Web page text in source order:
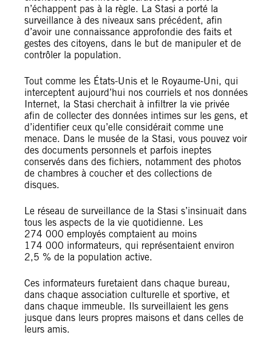
n’échappent pas à la règle. La Stasi a porté la
surveillance à des niveaux sans précédent, afin
d’avoir une connaissance approfondie des faits et
gestes des citoyens, dans le but de manipuler et de
contrôler la population.
Tout comme les États-Unis et le Royaume-Uni, qui
interceptent aujourd’hui nos courriels et nos données
Internet, la Stasi cherchait à infiltrer la vie privée
afin de collecter des données intimes sur les gens, et
d’identifier ceux qu’elle considérait comme une
menace. Dans le musée de la Stasi, vous pouvez voir
des documents personnels et parfois ineptes
conservés dans des fichiers, notamment des photos
de chambres à coucher et des collections de
disques.
Le réseau de surveillance de la Stasi s’insinuait dans
tous les aspects de la vie quotidienne. Les
274 000 employés comptaient au moins
174 000 informateurs, qui représentaient environ
2,5 % de la population active.
Ces informateurs furetaient dans chaque bureau,
dans chaque association culturelle et sportive, et
dans chaque immeuble. Ils surveillaient les gens
jusque dans leurs propres maisons et dans celles de
leurs amis.